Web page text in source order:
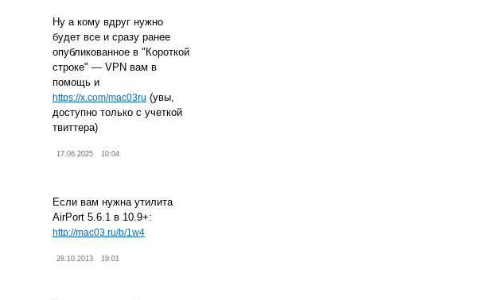
Ну а кому вдруг нужно
будет все и сразу ранее
опубликованное в "Короткой
строке" — VPN вам в
помощь и
https://x.com/mac03ru (увы,
доступно только с учеткой
твиттера)
17.06.2025 10:04
Если вам нужна утилита
AirPort 5.6.1 в 10.9+:
http://mac03.ru/b/1w4
28.10.2013 19:01